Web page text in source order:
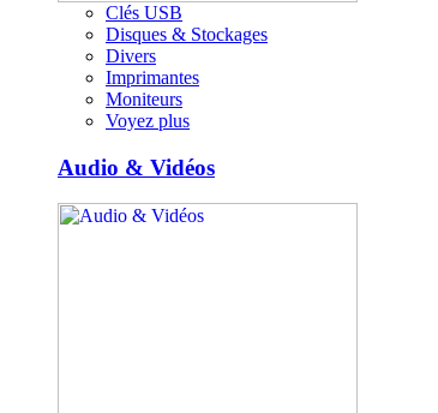
Clés USB
Disques & Stockages
Divers
Imprimantes
Moniteurs
Voyez plus
Audio & Vidéos